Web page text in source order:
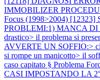
IMMOBILIZER
Focus (1998>2004)
PROBLEMI:1) MANCA DI
drastico> il problema si
AVVERTE UN SOFFIO:>
si rompe un manicotto> il
caso capitato § Problema
CASI IMPOSTANDO LA